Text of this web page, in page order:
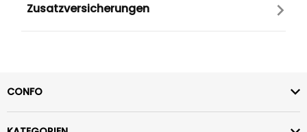
Zusatzversicherungen
CONFO